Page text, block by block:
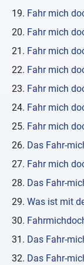
Fahr mich
Fahr mich
Fahr mich
Fahr mich
Fahr mich
Fahr mich
Fahr mich
Das Fahr-
Fahr mich
Das Fahr-
Was ist mit
Das Fahr-
Das Fahr-